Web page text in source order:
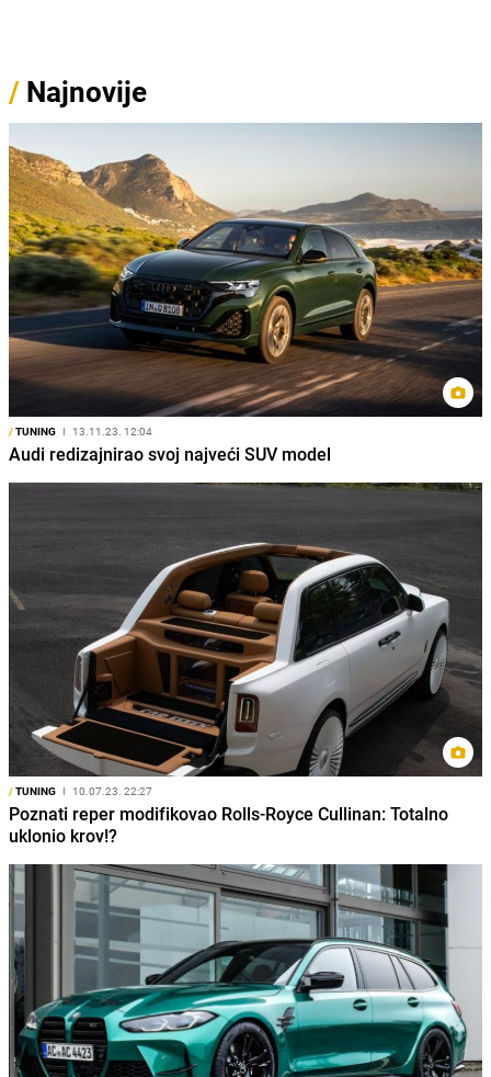
/ Najnovije
/TUNING I 13.11.23. 12:04
Audi redizajnirao svoj najveći SUV model
/TUNING I 10.07.23. 22:27
Poznati reper modifikovao Rolls-Royce Cullinan: Totalno
uklonio krov!?